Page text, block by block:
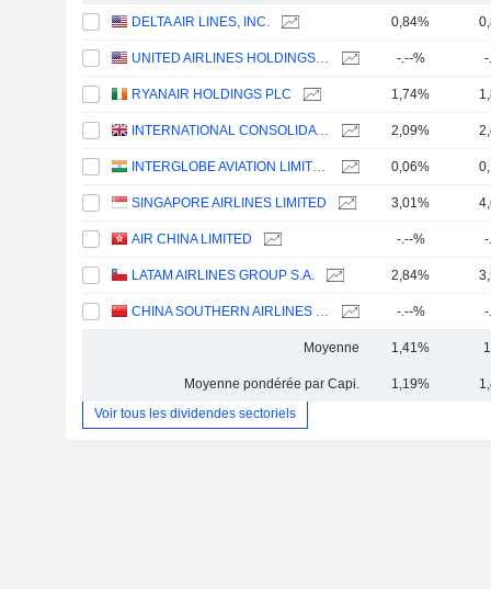
DELTA AIR LINES, INC. 0,84%
UNITED AIRLINES HOLDINGS, INC. -.--% -
RYANAIR HOLDINGS PLC 1,74%
INTERNATIONAL CONSOLIDATED AIRLINES GROUP, S.A. 2,09%
INTERGLOBE AVIATION LIMITED 0,06%
SINGAPORE AIRLINES LIMITED 3,01%
AIR CHINA LIMITED -.--% -
LATAM AIRLINES GROUP S.A. 2,84%
CHINA SOUTHERN AIRLINES COMPANY LIMITED -.--% -
Moyenne 1,41%
Moyenne pondérée par Capi. 1,19%
Voir tous les dividendes sectoriels